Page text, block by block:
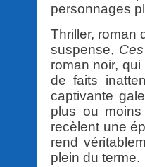
personnages
Thriller, roman
suspense,
roman noir,
de faits
captivante
plus ou
recèlent une
rend
plein du terme.